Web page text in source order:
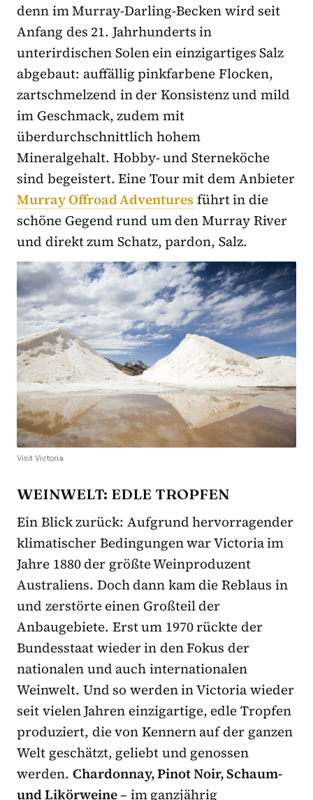
denn im Murray-Darling-Becken wird seit
Anfang des 21. Jahrhunderts in
unterirdischen Solen ein einzigartiges Salz
abgebaut: auffällig pinkfarbene Flocken,
zartschmelzend in der Konsistenz und mild
im Geschmack, zudem mit
überdurchschnittlich hohem
Mineralgehalt. Hobby- und Sterneköche
sind begeistert. Eine Tour mit dem Anbieter
Murray Offroad Adventuresführt in die
schöne Gegend rund um den Murray River
und direkt zum Schatz, pardon, Salz.
Visit Victoria
WEINWELT: EDLE TROPFEN
Ein Blick zurück: Aufgrund hervorragender
klimatischer Bedingungen war Victoria im
Jahre 1880 der größte Weinproduzent
Australiens. Doch dann kam die Reblaus in
und zerstörte einen Großteil der
Anbaugebiete. Erst um 1970 rückte der
Bundesstaat wieder in den Fokus der
nationalen und auch internationalen
Weinwelt. Und so werden in Victoria wieder
seit vielen Jahren einzigartige, edle Tropfen
produziert, die von Kennern auf der ganzen
Welt geschätzt, geliebt und genossen
werden. Chardonnay, Pinot Noir, Schaum-
und Likörweine– im ganzjährig